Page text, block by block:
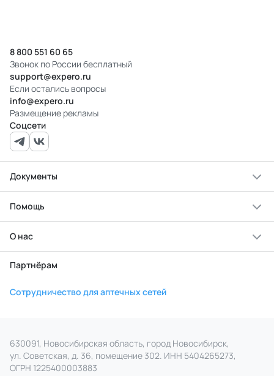
8 800 551 60 65
Звонок по России бесплатный
support@expero.ru
Если остались вопросы
info@expero.ru
Размещение рекламы
Соцсети
Документы
Помощь
О нас
Партнёрам
Сотрудничество для аптечных сетей
630091, Новосибирская область, город Новосибирск,
ул. Советская, д. 36, помещение 302. ИНН 5404265273,
ОГРН 1225400003883